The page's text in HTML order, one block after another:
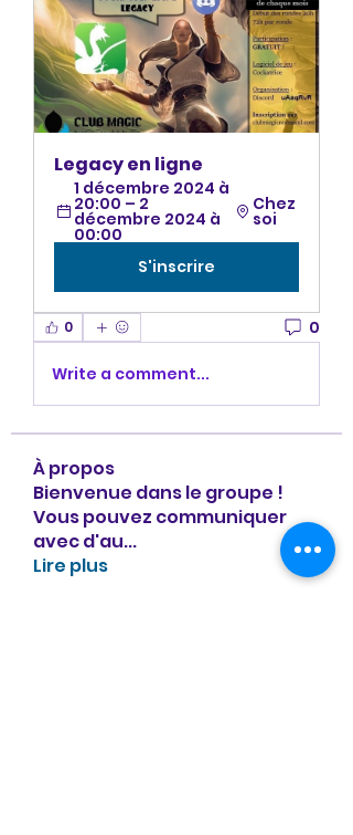
Legacy en ligne
1 décembre 2024 à
20:00 – 2
décembre 2024 à
00:00
Chez
soi
S'inscrire
0 0
Write a comment...
À propos
Bienvenue dans le groupe !
Vous pouvez communiquer
avec d'au...
Lire plus